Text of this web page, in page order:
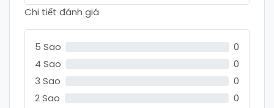
Chi tiết đánh giá
5 Sao
0
4 Sao
0
3 Sao
0
2 Sao
0